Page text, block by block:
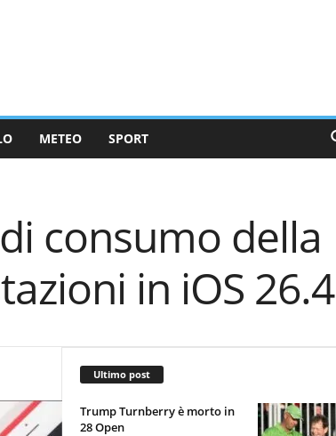
METEO SPORT
consumo della
in iOS 26.4
Ultimo post
Trump Turnberry è morto in
28 Open